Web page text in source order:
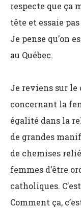
respecte que ça
tête et essaie
Je pense qu’on
au Québec.
Je reviens sur
concernant la
égalité dans la
de grandes
de chemises
femmes d’être
catholiques.
Comment ça,